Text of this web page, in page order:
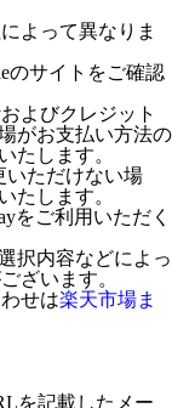
よって異なりま
のサイトをご確認
よびクレジット
がお支払い方法の
たします。
いただけない場
たします。
をご利用いただく
択内容などによっ
ざいます。
せは楽天市場ま
を記載したメー